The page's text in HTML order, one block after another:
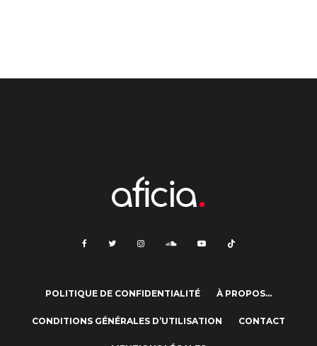
POLITIQUE DE CONFIDENTIALITÉ À PROPOS…
CONDITIONS GÉNÉRALES D’UTILISATION CONTACT